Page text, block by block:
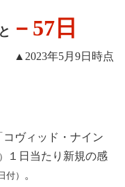
－57日
▲2023年5月9日時点
コヴィッド・ナイン
１ 日 当たり新規の感
付）
。